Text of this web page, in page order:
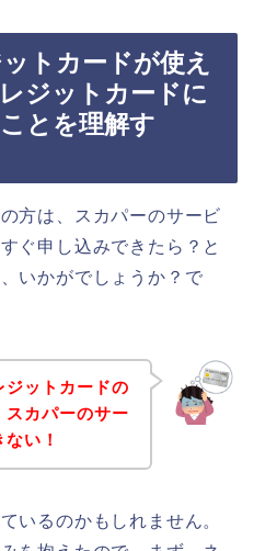
トカードが使え
ジットカードに
とを理解す
方は、スカパーのサービ
ぐ申し込みできたら？と
いかがでしょうか？で
ジットカードの
スカパーのサー
い！
いるのかもしれません。